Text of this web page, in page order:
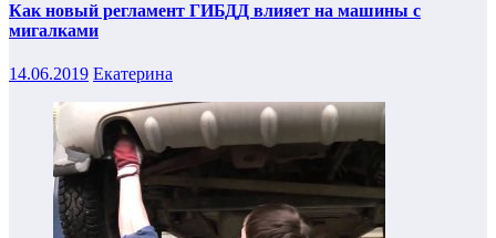
Как новый регламент ГИБДД влияет на машины с
мигалками
14.06.2019 Екатерина